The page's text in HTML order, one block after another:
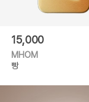
15,000
MHOM
빵